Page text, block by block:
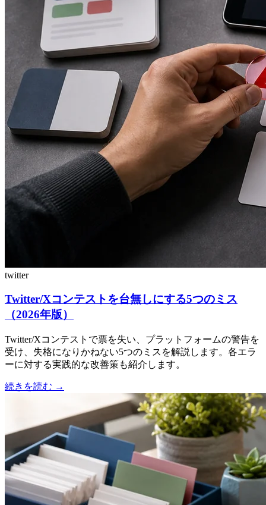
twitter
Twitter/Xコンテストを台無しにする5つのミス
（2026年版）
Twitter/Xコンテストで票を失い、プラットフォームの警告を
受け、失格になりかねない5つのミスを解説します。各エラ
ーに対する実践的な改善策も紹介します。
続きを読む →